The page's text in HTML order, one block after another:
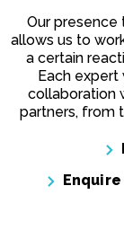
Our presence
allows us to
a certain
Each
collaboration
partners, from